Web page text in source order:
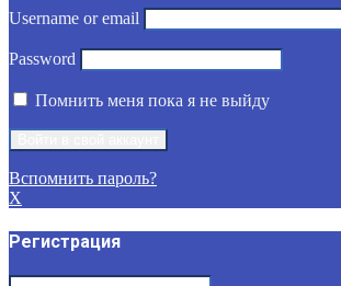
Username or email
Password
Помнить меня пока я не выйду
Вспомнить пароль?
X
Регистрация